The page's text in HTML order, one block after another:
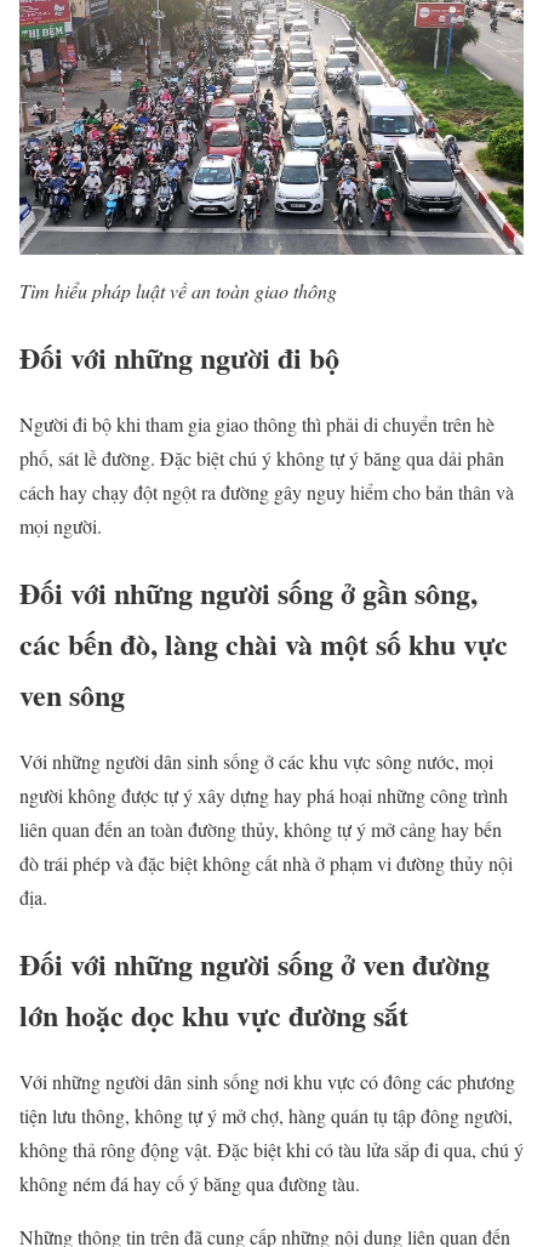
Tìm hiểu pháp luật về an toàn giao thông
Đối với những người đi bộ
Người đi bộ khi tham gia giao thông thì phải di chuyển trên hè
phố, sát lề đường. Đặc biệt chú ý không tự ý băng qua dải phân
cách hay chạy đột ngột ra đường gây nguy hiểm cho bản thân và
mọi người.
Đối với những người sống ở gần sông,
các bến đò, làng chài và một số khu vực
ven sông
Với những người dân sinh sống ở các khu vực sông nước, mọi
người không được tự ý xây dựng hay phá hoại những công trình
liên quan đến an toàn đường thủy, không tự ý mở cảng hay bến
đò trái phép và đặc biệt không cất nhà ở phạm vi đường thủy nội
địa.
Đối với những người sống ở ven đường
lớn hoặc dọc khu vực đường sắt
Với những người dân sinh sống nơi khu vực có đông các phương
tiện lưu thông, không tự ý mở chợ, hàng quán tụ tập đông người,
không thả rông động vật. Đặc biệt khi có tàu lửa sắp đi qua, chú ý
không ném đá hay cố ý băng qua đường tàu.
Những thông tin trên đã cung cấp những nội dung liên quan đến